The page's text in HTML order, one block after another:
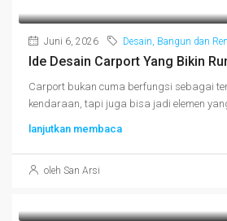
Juni 6, 2026 Desain, Bangun dan
Ide Desain Carport Yang Bikin
Carport bukan cuma berfungsi sebagai
kendaraan, tapi juga bisa jadi elemen
lanjutkan membaca
oleh San Arsi